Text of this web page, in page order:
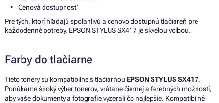
Cenová dostupnosť
Pre tých, ktorí hľadajú spoľahlivú a cenovo dostupnú tlačiareň pre
každodenné potreby, EPSON STYLUS SX417 je skvelou voľbou.
Farby do tlačiarne
Tieto tonery sú kompatibilné s tlačiarňou EPSON STYLUS SX417.
Ponúkame široký výber tonerov, vrátane čiernej a farebných možností,
aby vaše dokumenty a fotografie vyzerali čo najlepšie. Kompatibilné